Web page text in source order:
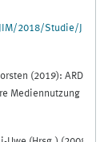
2018/Studie/
(2019): ARD/ZDF-
Mediennutzung